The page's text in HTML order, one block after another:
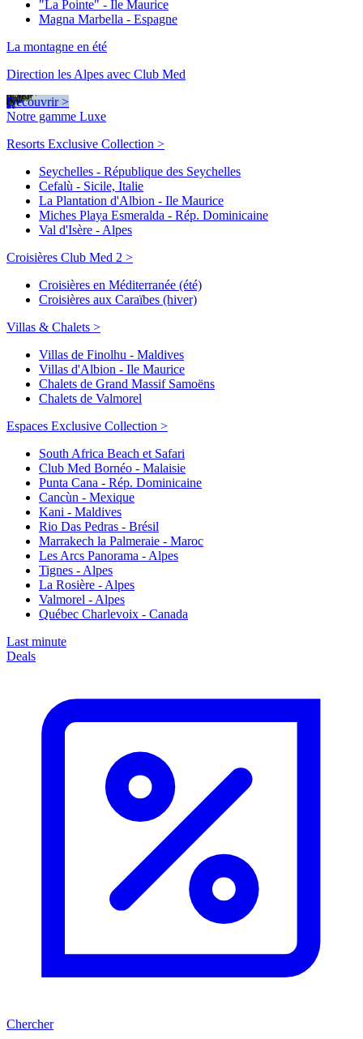
"La Pointe" - Ile Maurice
Magna Marbella - Espagne
La montagne en été
Direction les Alpes avec Club Med
Découvrir >
Notre gamme Luxe
Resorts Exclusive Collection >
Seychelles - République des Seychelles
Cefalù - Sicile, Italie
La Plantation d'Albion - Ile Maurice
Miches Playa Esmeralda - Rép. Dominicaine
Val d'Isère - Alpes
Croisières Club Med 2 >
Croisières en Méditerranée (été)
Croisières aux Caraïbes (hiver)
Villas & Chalets >
Villas de Finolhu - Maldives
Villas d'Albion - Ile Maurice
Chalets de Grand Massif Samoëns
Chalets de Valmorel
Espaces Exclusive Collection >
South Africa Beach et Safari
Club Med Bornéo - Malaisie
Punta Cana - Rép. Dominicaine
Cancùn - Mexique
Kani - Maldives
Rio Das Pedras - Brésil
Marrakech la Palmeraie - Maroc
Les Arcs Panorama - Alpes
Tignes - Alpes
La Rosière - Alpes
Valmorel - Alpes
Québec Charlevoix - Canada
Last minute
Deals
Chercher